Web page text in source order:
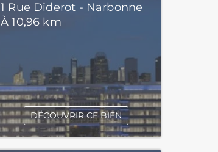
1 Rue Diderot - Narbonne
À 10,96 km
DÉCOUVRIR CE BIEN